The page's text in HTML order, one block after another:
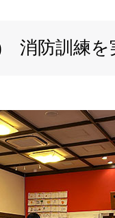
消防訓練を